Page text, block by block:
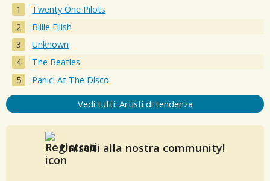
Twenty One Pilots
Billie Eilish
Unknown
The Beatles
Panic! At The Disco
Vedi tutti: Artisti di tendenza
Unisciti alla nostra community!